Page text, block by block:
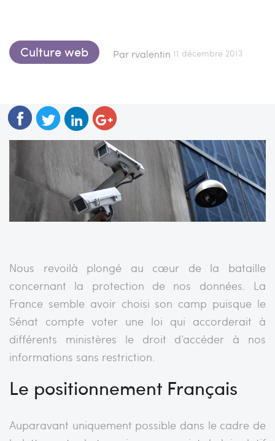
Culture web Par rvalentin 11 décembre 2013
Nous revoilà plongé au cœur de la bataille
concernant la protection de nos données. La
France semble avoir choisi son camp puisque le
Sénat compte voter une loi qui accorderait à
différents ministères le droit d’accéder à nos
informations sans restriction.
Le positionnement Français
Auparavant uniquement possible dans le cadre de